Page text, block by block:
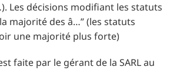
Les décisions modifiant les statuts
majorité des â…” (les statuts
une majorité plus forte)
faite par le gérant de la SARL au